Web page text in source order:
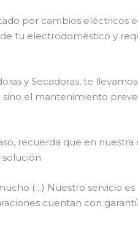
por cambios eléctricos
tu electrodoméstico y
y Secadoras, te
sino el mantenimiento
recuerda que en nuestra
(…) Nuestro servicio es
cuentan con